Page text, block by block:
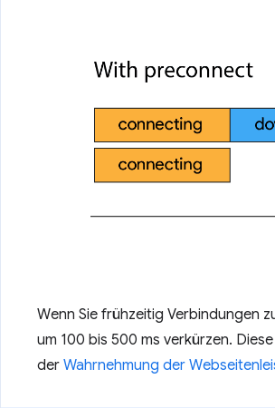
Wenn Sie frühzeitig Verbindungen
um 100 bis 500 ms verkürzen.
der Wahrnehmung der